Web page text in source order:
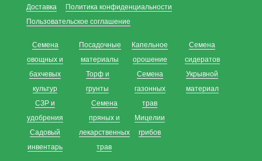
Доставка
Политика конфиденциальности
Пользовательское соглашение
Семена
овощных и
бахчевых
культур
СЗР и
удобрения
Садовый
инвентарь
Посадочные
материалы
Торф и
грунты
Семена
пряных и
лекарственных
трав
Капельное
орошение
Семена
газонных
трав
Мицелии
грибов
Семена
сидератов
Укрывной
материал